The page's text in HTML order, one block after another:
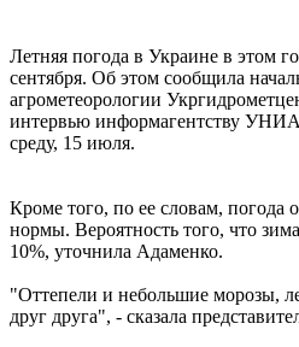
Летняя погода в Украине в этом
сентября. Об этом сообщила
агрометеорологии
интервью информагентству
среду, 15 июля.
Кроме того, по ее словам, погода
нормы. Вероятность того, что
10%, уточнила Адаменко.
"Оттепели и небольшие морозы,
друг друга", - сказала